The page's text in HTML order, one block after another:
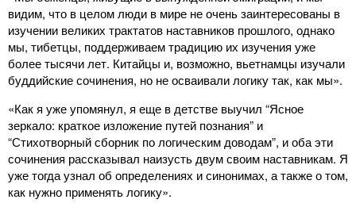
видим, что в целом люди в мире не очень заинтересованы в
изучении великих трактатов наставников прошлого, однако
мы, тибетцы, поддерживаем традицию их изучения уже
более тысячи лет. Китайцы и, возможно, вьетнамцы изучали
буддийские сочинения, но не осваивали логику так, как мы».
«Как я уже упомянул, я еще в детстве выучил “Ясное
зеркало: краткое изложение путей познания” и
“Стихотворный сборник по логическим доводам”, и оба эти
сочинения рассказывал наизусть двум своим наставникам. Я
уже тогда узнал об определениях и синонимах, а также о том,
как нужно применять логику».